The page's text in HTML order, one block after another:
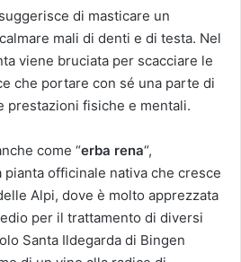
di masticare un
mali di denti e di testa. Nel
viene bruciata per scacciare le
che portare con sé una parte di
prestazioni fisiche e mentali.
come “erba rena“,
pianta officinale nativa che cresce
Alpi, dove è molto apprezzata
per il trattamento di diversi
Santa Ildegarda di Bingen